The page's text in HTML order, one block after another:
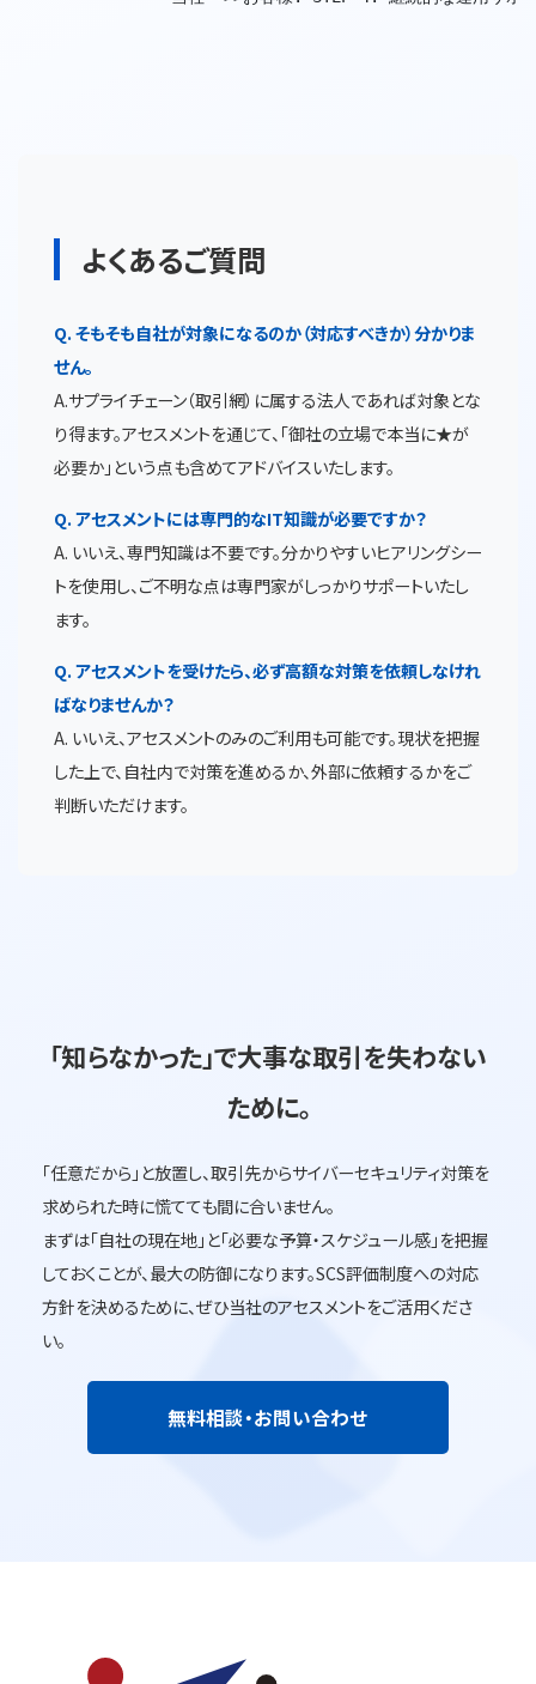
よくあるご質問
Q. そもそも自社が対象になるのか（対応すべきか）分かりま
せん。
A.サプライチェーン（取引網）に属する法人であれば対象とな
り得ます。アセスメントを通じて、「御社の立場で本当に★が
必要か」という点も含めてアドバイスいたします。
Q. アセスメントには専門的なIT知識が必要ですか？
A. いいえ、専門知識は不要です。分かりやすいヒアリングシー
トを使用し、ご不明な点は専門家がしっかりサポートいたし
ます。
Q. アセスメントを受けたら、必ず高額な対策を依頼しなけれ
ばなりませんか？
A. いいえ、アセスメントのみのご利用も可能です。現状を把握
した上で、自社内で対策を進めるか、外部に依頼するかをご
判断いただけます。
「知らなかった」で大事な取引を失わない
ために。
「任意だから」と放置し、取引先からサイバーセキュリティ対策を
求められた時に慌てても間に合いません。
まずは「自社の現在地」と「必要な予算・スケジュール感」を把握
しておくことが、最大の防御になります。SCS評価制度への対応
方針を決めるために、ぜひ当社のアセスメントをご活用くださ
い。
無料相談・お問い合わせ